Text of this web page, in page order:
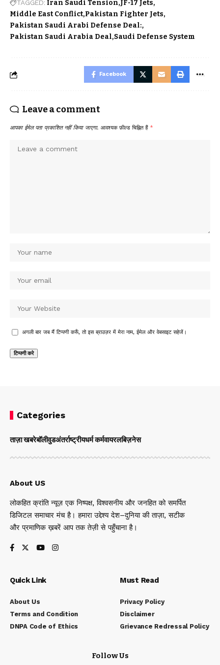
TAGGED: Iran Saudi Tension JF-17 Jets
Middle East Conflict Pakistan Fighter Jets
Pakistan Saudi Arabi Defense Deal:
Pakistan Saudi Arabia Deal Saudi Defense System
Facebook
Leave a comment
आपका ईमेल पता प्रकाशित नहीं किया जाएगा. आवश्यक फ़ील्ड चिह्नित हैं *
अगली बार जब मैं टिप्पणी करूँ, तो इस ब्राउज़र में मेरा नाम, ईमेल और वेबसाइट सहेजें।
Categories
ताज़ा खबरेबॉलीवुडअंतर्राष्ट्रीयधर्म कर्मवायरलबिज़नेस
About US
लोकहित क्रांति न्यूज़ एक निष्पक्ष, विश्वसनीय और जनहित को समर्पित
डिजिटल समाचार मंच है। हमारा उद्देश्य देश–दुनिया की ताज़ा, सटीक
और प्रमाणिक ख़बरें आप तक तेज़ी से पहुँचाना है।
Quick Link
About Us
Terms and Condition
DNPA Code of Ethics
Must Read
Privacy Policy
Disclaimer
Grievance Redressal Policy
Follow Us